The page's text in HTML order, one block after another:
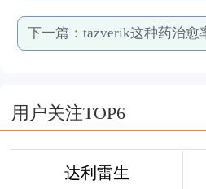
下一篇： tazverik这种药治愈
用户关注TOP6
达利雷生